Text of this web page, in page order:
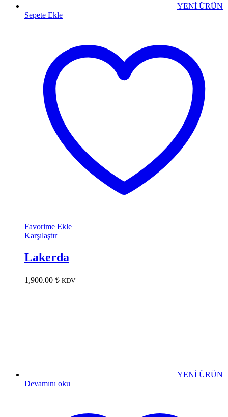
YENİ ÜRÜN
Sepete Ekle
Favorime Ekle
Karşılaştır
Lakerda
1,900.00 ₺ KDV
YENİ ÜRÜN
Devamını oku